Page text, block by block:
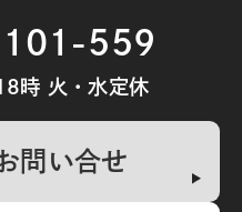
559
時 火・水定休
問い合せ